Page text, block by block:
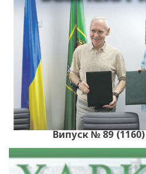
Випуск № 89 (1160)